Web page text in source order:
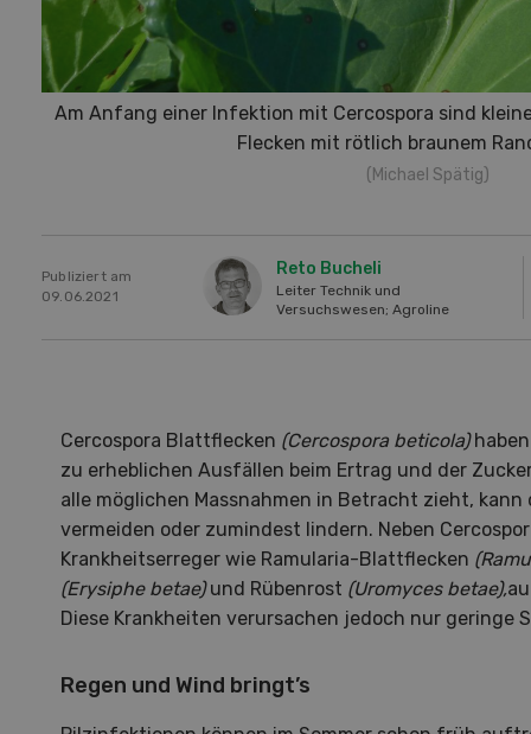
Am Anfang einer Infektion mit Cercospora sind
Flecken mit rötlich braunem
(Michael Spätig)
Publiziert am
09.06.2021
Reto Bucheli
Leiter Technik und
Versuchswesen; Agroline
Cercospora Blattflecken (Cercospora beticola)
zu erheblichen Ausfällen beim Ertrag und der
alle möglichen Massnahmen in Betracht zieht, kann
vermeiden oder zumindest lindern. Neben
Krankheitserreger wie Ramularia-Blattflecken
(Erysiphe betae)und Rübenrost (Uromyces betae),
Diese Krankheiten verursachen jedoch nur geringe
Regen und Wind bringt’s